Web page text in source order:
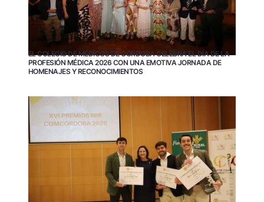
EL COLEGIO DE MÉDICOS DE CÓRDOBA CELEBRA EL DÍA DE LA
PROFESIÓN MÉDICA 2026 CON UNA EMOTIVA JORNADA DE
HOMENAJES Y RECONOCIMIENTOS